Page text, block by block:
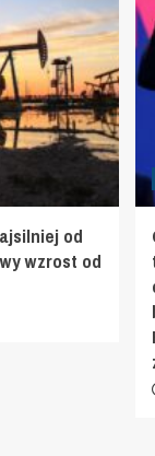
od
wzrost od